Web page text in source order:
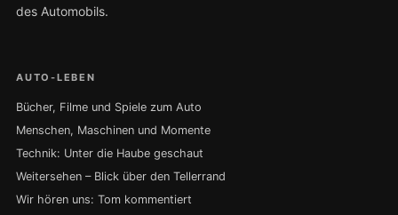
des Automobils.
AUTO-LEBEN
Bücher, Filme und Spiele zum Auto
Menschen, Maschinen und Momente
Technik: Unter die Haube geschaut
Weitersehen – Blick über den Tellerrand
Wir hören uns: Tom kommentiert